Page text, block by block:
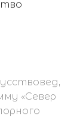
«Север